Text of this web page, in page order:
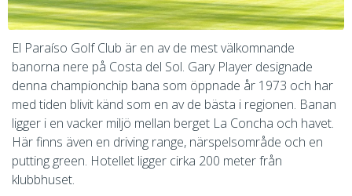
El Paraíso Golf Club är en av de mest välkomnande
banorna nere på Costa del Sol. Gary Player designade
denna championchip bana som öppnade år 1973 och har
med tiden blivit känd som en av de bästa i regionen. Banan
ligger i en vacker miljö mellan berget La Concha och havet.
Här finns även en driving range, närspelsområde och en
putting green. Hotellet ligger cirka 200 meter från
klubbhuset.